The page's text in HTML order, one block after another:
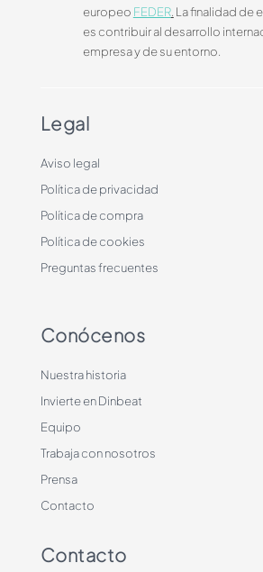
europeo FEDER. La finalidad de
es contribuir al desarrollo
empresa y de su entorno.
Legal
Aviso legal
Política de privacidad
Política de compra
Política de cookies
Preguntas frecuentes
Conócenos
Nuestra historia
Invierte en Dinbeat
Equipo
Trabaja con nosotros
Prensa
Contacto
Contacto